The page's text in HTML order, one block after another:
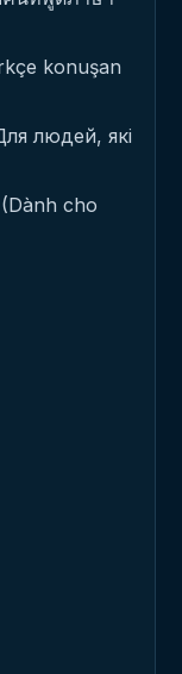
konuşan
людей, які
cho